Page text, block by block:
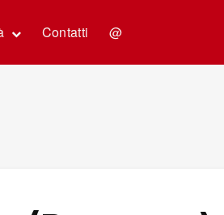
Contatti @